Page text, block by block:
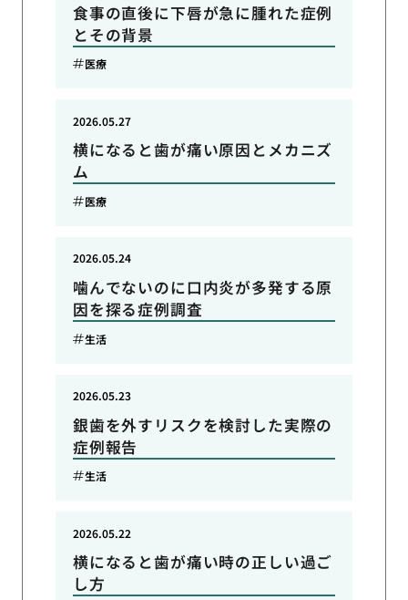
食事の直後に下唇が急に腫れた症例
とその背景
医療
横になると歯が痛い原因とメカニズ
ム
2026.05.27
医療
噛んでないのに口内炎が多発する原
因を探る症例調査
2026.05.24
生活
銀歯を外すリスクを検討した実際の
症例報告
2026.05.23
生活
横になると歯が痛い時の正しい過ご
し方
2026.05.22